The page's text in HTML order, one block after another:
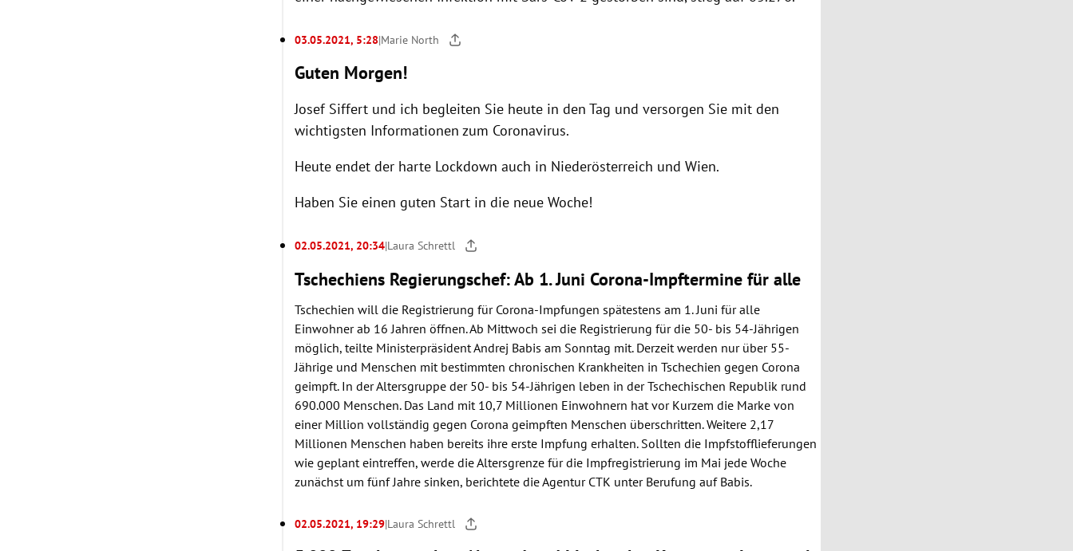
03.05.2021, 5:28|Marie North
Guten Morgen!
Josef Siffert und ich begleiten Sie heute in den Tag und versorgen Sie mit den
wichtigsten Informationen zum Coronavirus.
Heute endet der harte Lockdown auch in Niederösterreich und Wien.
Haben Sie einen guten Start in die neue Woche!
02.05.2021, 20:34|Laura Schrettl
Tschechiens Regierungschef: Ab 1. Juni Corona-Impftermine für alle
Tschechien will die Registrierung für Corona-Impfungen spätestens am 1. Juni für alle
Einwohner ab 16 Jahren öffnen. Ab Mittwoch sei die Registrierung für die 50- bis 54-Jährigen
möglich, teilte Ministerpräsident Andrej Babis am Sonntag mit. Derzeit werden nur über 55-
Jährige und Menschen mit bestimmten chronischen Krankheiten in Tschechien gegen Corona
geimpft. In der Altersgruppe der 50- bis 54-Jährigen leben in der Tschechischen Republik rund
690.000 Menschen. Das Land mit 10,7 Millionen Einwohnern hat vor Kurzem die Marke von
einer Million vollständig gegen Corona geimpften Menschen überschritten. Weitere 2,17
Millionen Menschen haben bereits ihre erste Impfung erhalten. Sollten die Impfstofflieferungen
wie geplant eintreffen, werde die Altersgrenze für die Impfregistrierung im Mai jede Woche
zunächst um fünf Jahre sinken, berichtete die Agentur CTK unter Berufung auf Babis.
02.05.2021, 19:29|Laura Schrettl